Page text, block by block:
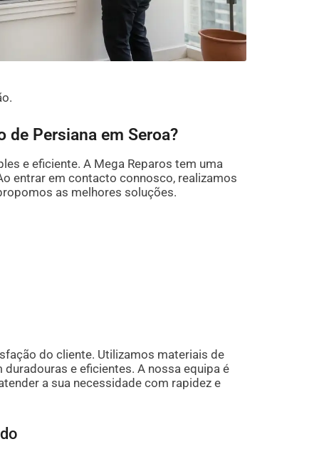
de Persiana em Seroa?
e eficiente. A Mega Reparos tem uma
entrar em contacto connosco, realizamos
as melhores soluções.
do cliente. Utilizamos materiais de
e eficientes. A nossa equipa é
a sua necessidade com rapidez e